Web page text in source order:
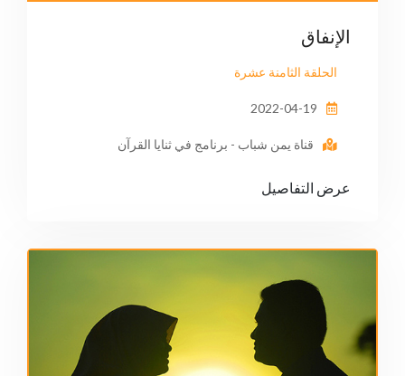
الإنفاق
الحلقة الثامنة عشرة
قناة يمن شباب - برنامج في ثنايا القرآن
عرض التفاصيل